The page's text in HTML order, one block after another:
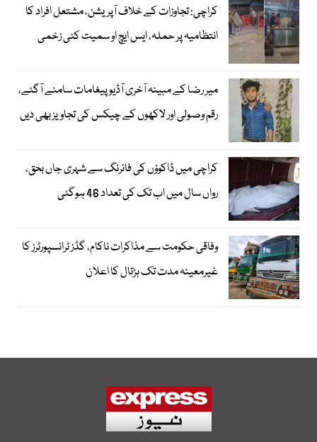
کراچی: تجاوزات کے خلاف آپریشن، مشتعل افراد کا
انتظامیہ پر حملہ، ایس ایچ او سمیت کئی زخمی
میر رضا کے مبینہ آخری آڈیو پیغامات سامنے آگئے،
رقم وصولی اور لاکھوں کے چیکس کی تجاویز بھی دیں
کراچی میں ڈاکوؤں کی فائرنگ سے شہری جاں بحق،
رواں سال میں اب تک کی تعداد 46 ہوگئی
وفاقی حکومت سے مذاکرات ناکام، گڈز ٹرانسپورٹرز کا
غیرمعینہ مدت تک ہڑتال کا اعلان